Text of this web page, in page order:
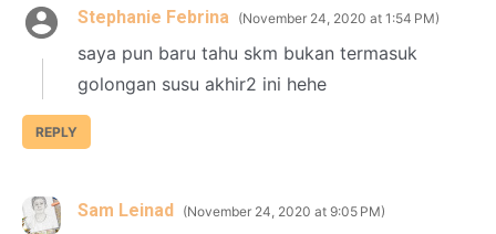
Stephanie Febrina November 24, 2020 at 1:54 PM
saya pun baru tahu skm bukan termasuk
golongan susu akhir2 ini hehe
REPLY
Sam Leinad November 24, 2020 at 9:05 PM